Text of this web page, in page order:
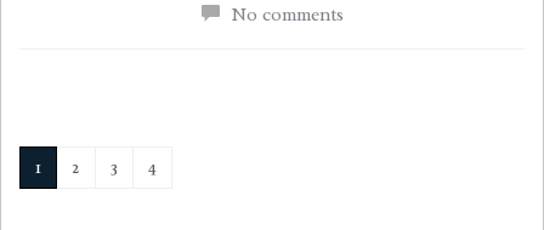
No comments
1 2 3 4